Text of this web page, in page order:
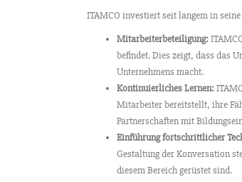
ITAMCO investiert seit langem in
Mitarbeiterbeteiligung:
befindet. Dies zeigt, dass das
Unternehmens macht.
Kontinuierliches Lernen:
Mitarbeiter bereitstellt, ihre
Partnerschaften mit
Einführung fortschrittlicher
Gestaltung der Konversation
diesem Bereich gerüstet sind.